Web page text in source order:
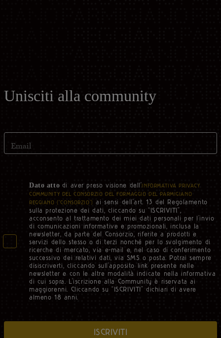
Unisciti alla community
Email
Dato atto di aver preso visione dell'INFORMATIVA PRIVACY
COMMUNITY DEL CONSORZIO DEL FORMAGGIO DEL PARMIGIANO
REGGIANO (“CONSORZIO”) ai sensi dell'art. 13 del Regolamento
sulla protezione dei dati, cliccando su “ISCRIVITI”,
acconsento al trattamento dei miei dati personali per l’invio
di comunicazioni informative e promozionali, inclusa la
newsletter, da parte del Consorzio, riferite a prodotti e
servizi dello stesso o di terzi nonché per lo svolgimento di
ricerche di mercato, via e-mail e, nel caso di conferimento
successivo dei relativi dati, via SMS o posta. Potrai sempre
disiscriverti, cliccando sull’apposito link presente nelle
newsletter e con le altre modalità indicate nella informativa
di cui sopra. L’iscrizione alla Community è riservata ai
maggiorenni. Cliccando su “ISCRIVITI” dichiari di avere
almeno 18 anni.
ISCRIVITI